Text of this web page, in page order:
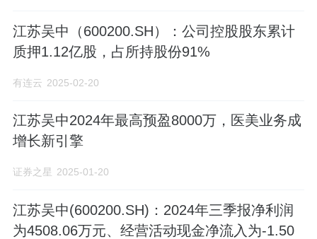
江苏吴中（600200.SH）：公司控股股东累计
质押1.12亿股，占所持股份91%
有连云 2025-02-20
江苏吴中2024年最高预盈8000万，医美业务成
增长新引擎
证券之星 2025-01-20
江苏吴中(600200.SH)：2024年三季报净利润
为4508.06万元、经营活动现金净流入为-1.50